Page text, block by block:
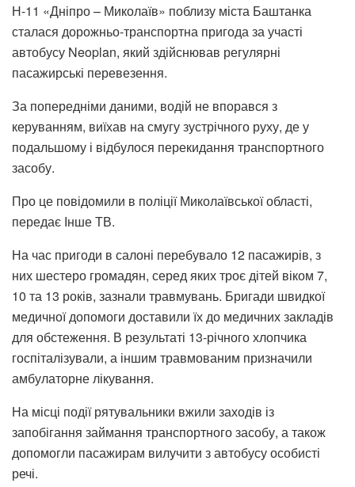
Н-11 «Дніпро – Миколаїв» поблизу міста Баштанка
сталася дорожньо-транспортна пригода за участі
автобусу Neoplan, який здійснював регулярні
пасажирські перевезення.
За попередніми даними, водій не впорався з
керуванням, виїхав на смугу зустрічного руху, де у
подальшому і відбулося перекидання транспортного
засобу.
Про це повідомили в поліції Миколаївської області,
передає Інше ТВ.
На час пригоди в салоні перебувало 12 пасажирів, з
них шестеро громадян, серед яких троє дітей віком 7,
10 та 13 років, зазнали травмувань. Бригади швидкої
медичної допомоги доставили їх до медичних закладів
для обстеження. В результаті 13-річного хлопчика
госпіталізували, а іншим травмованим призначили
амбулаторне лікування.
На місці події рятувальники вжили заходів із
запобігання займання транспортного засобу, а також
допомогли пасажирам вилучити з автобусу особисті
речі.